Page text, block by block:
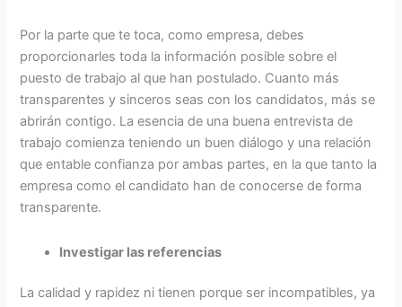
Por la parte que te toca, como empresa, debes
proporcionarles toda la información posible sobre el
puesto de trabajo al que han postulado. Cuanto más
transparentes y sinceros seas con los candidatos, más se
abrirán contigo. La esencia de una buena entrevista de
trabajo comienza teniendo un buen diálogo y una relación
que entable confianza por ambas partes, en la que tanto la
empresa como el candidato han de conocerse de forma
transparente.
Investigar las referencias
La calidad y rapidez ni tienen porque ser incompatibles, ya